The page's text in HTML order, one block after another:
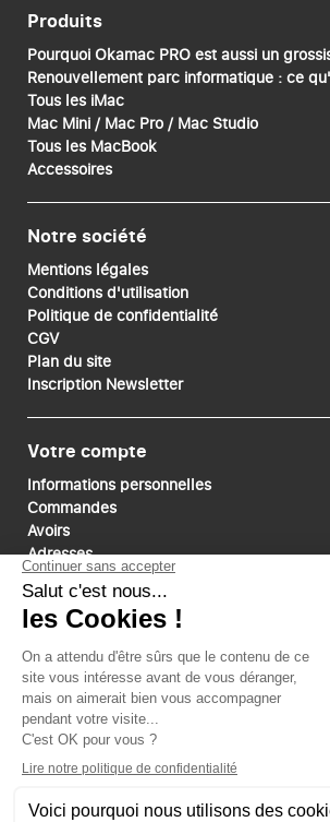
Produits
Pourquoi Okamac PRO est aussi un
Renouvellement parc informatique : ce
Tous les iMac
Mac Mini / Mac Pro / Mac Studio
Tous les MacBook
Accessoires
Notre société
Mentions légales
Conditions d'utilisation
Politique de confidentialité
CGV
Plan du site
Inscription Newsletter
Votre compte
Informations personnelles
Commandes
Avoirs
Adresses
Bons de réduction
Mes alertes
Paiements sécurisé